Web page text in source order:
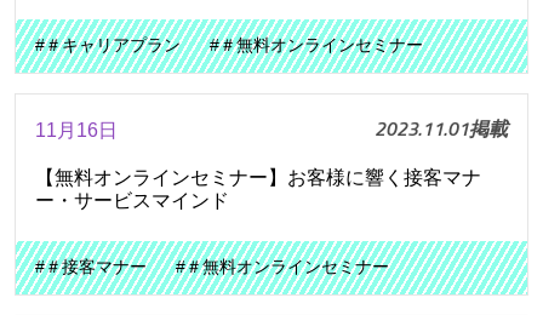
#＃キャリアプラン #＃無料オンラインセミナー
11月16日 2023.11.01掲載
【無料オンラインセミナー】お客様に響く接客マナ
ー・サービスマインド
#＃接客マナー #＃無料オンラインセミナー